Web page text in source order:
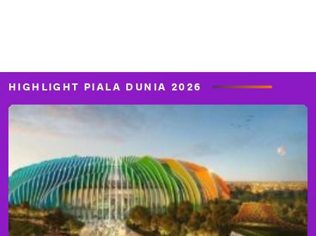
HIGHLIGHT PIALA DUNIA 2026